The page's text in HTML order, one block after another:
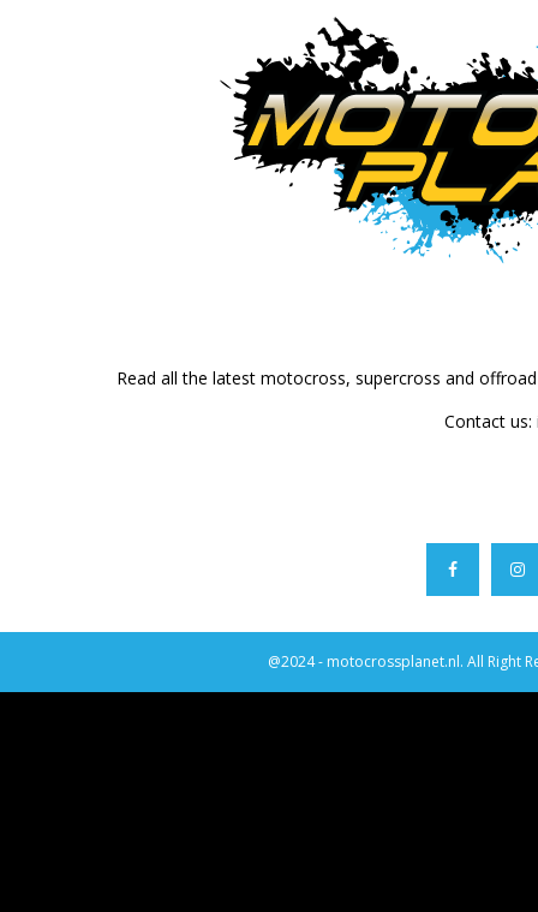
Read all the latest motocross, supercross and
Contact us:
@2024 - motocrossplanet.nl. All Right